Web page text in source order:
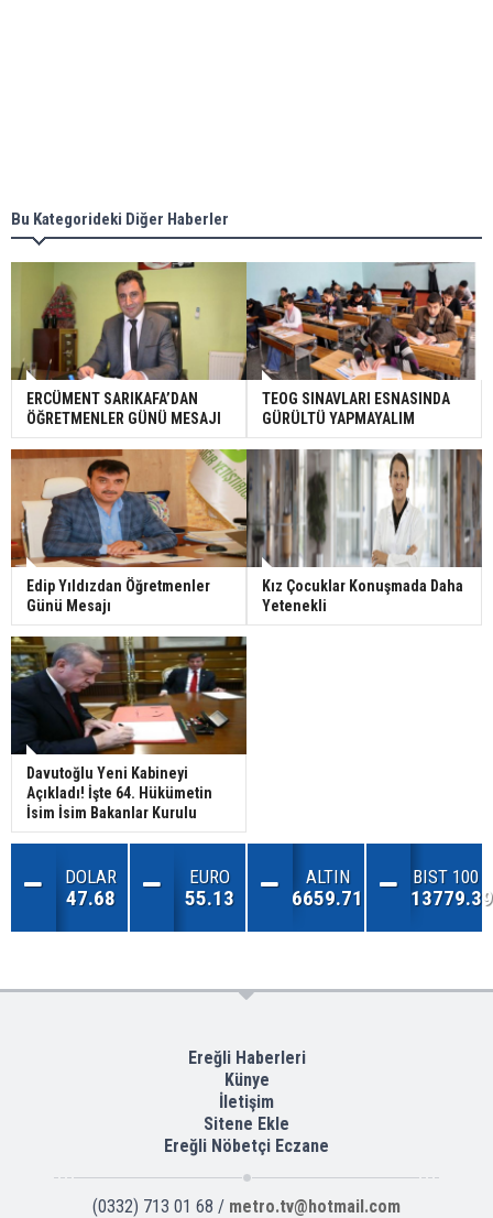
Bu Kategorideki Diğer Haberler
ERCÜMENT SARIKAFA’DAN
ÖĞRETMENLER GÜNÜ MESAJI
TEOG SINAVLARI ESNASINDA
GÜRÜLTÜ YAPMAYALIM
Edip Yıldızdan Öğretmenler
Günü Mesajı
Kız Çocuklar Konuşmada Daha
Yetenekli
Davutoğlu Yeni Kabineyi
Açıkladı! İşte 64. Hükümetin
İsim İsim Bakanlar Kurulu
DOLAR
47.68
EURO
55.13
ALTIN
6659.71
BIST 100
13779.39
Ereğli Haberleri
Künye
İletişim
Sitene Ekle
Ereğli Nöbetçi Eczane
(0332) 713 01 68 / metro.tv@hotmail.com